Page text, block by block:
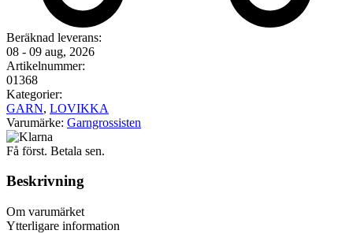
Beräknad leverans:
08 - 09 aug, 2026
Artikelnummer:
01368
Kategorier:
GARN, LOVIKKA
Varumärke: Garngrossisten
Få först. Betala sen.
Beskrivning
Om varumärket
Ytterligare information